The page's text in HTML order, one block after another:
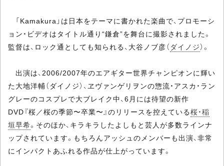
「Kamakura」は日本をテーマに書かれた楽曲で、プロモーシ
ョン・ビデオはタイトル通り“鎌倉”を舞台に撮影されました。
監督は、ロック通としても知られる、大谷ノブ彦（ ダイノジ）。
出演は、2006/2007年のエアギター世界チャンピオンに輝い
た大地洋輔（ダイノジ）、ヱヴァンゲリヲンの惣流・アスカ・ラン
グレーのコスプレで大ブレイク中、6月には待望の新作
DVD『桜／桜の季節〜卒業〜』のリリースを控えている桜・稲
垣早希。そのほか、キラキラしたよしもと芸人が多数ラインナ
ップされています。もちろんアッシュのメンバーも出演、非常
にインパクトあふれる作品が仕上がっています。